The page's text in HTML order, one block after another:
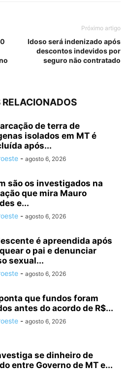
Próximo artigo
Idoso será indenizado após
descontos indevidos por
seguro não contratado
RELACIONADOS
de terra de
isolados em MT é
após...
- agosto 6, 2026
são os investigados na
que mira Mauro
e...
- agosto 6, 2026
é apreendida após
o pai e denunciar
sexual...
- agosto 6, 2026
que fundos foram
antes do acordo de R$...
- agosto 6, 2026
se dinheiro de
entre Governo de MT e...